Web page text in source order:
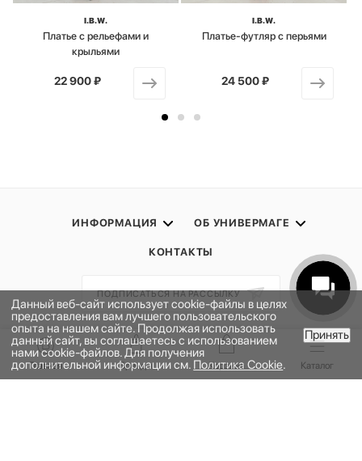
В КОРЗИНУ
I.B.W.
Платье с рельефами и
крыльями
от
22 900 ₽
I.B.W.
Платье-футляр с перьями
от
24 500 ₽
ИНФОРМАЦИЯ ОБ УНИВЕРМАГЕ
КОНТАКТЫ
ПОДПИСАТЬСЯ НА РАССЫЛКУ
ПОЛИТИКА КОНФИДЕНЦИАЛЬНОСТИ
ПУБЛИЧНАЯ ОФЕРТА
ПРОГРАММА ЛОЯЛЬНОСТИ
Данный веб-сайт использует cookie-файлы в целях
предоставления вам лучшего пользовательского
опыта на нашем сайте. Продолжая использовать
данный сайт, вы соглашаетесь с использованием
нами cookie-файлов. Для получения
дополнительной информации см. Политика Cookie.
Принять
Главная Бренды Корзина Каталог